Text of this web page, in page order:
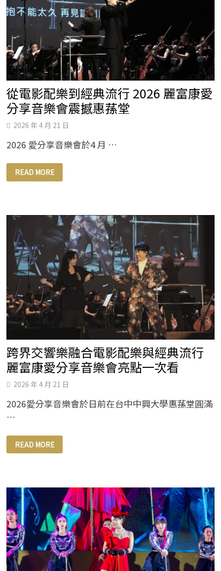
「4
大
星
送
禮
法」
一
次
看
懂
從電影配樂到經典流行 2026 麗富康愛
分享音樂會震撼惠蓀堂
2026 年 4 月 21 日
2026 愛分享音樂會於4 月 …
從
電
影
典
流
行
2026
麗
富
康
愛
分
享
音
樂
會
震
撼
惠
蓀
READ MORE
跨界交響樂融合電影配樂與經典流行
麗富康愛分享音樂會亮點一次看
2026 年 4 月 21 日
2026愛分享音樂會於日前在台中中興大學惠蓀堂圓滿
…
跨
界
交
電
影
配
樂
與
經
典
流
行
麗
富
康
READ MORE